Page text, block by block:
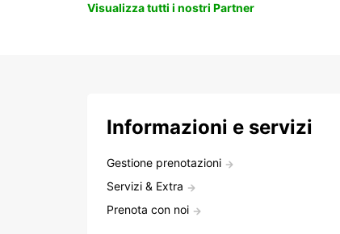
Visualizza tutti i nostri Partner
Informazioni e servizi
Gestione prenotazioni
Servizi & Extra
Prenota con noi